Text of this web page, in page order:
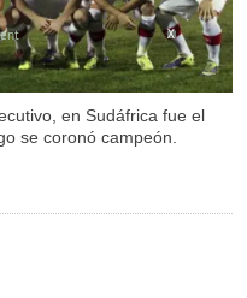
en Sudáfrica fue el
se coronó campeón.
X